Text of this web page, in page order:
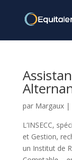
par Margaux|
L’INSECC,
et Gestion,
un Institut de